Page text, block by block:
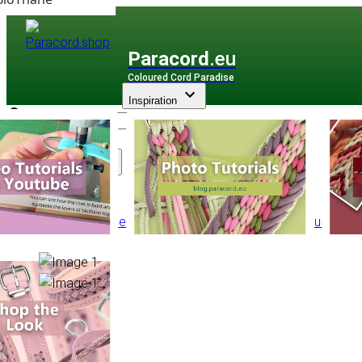
Paracord .eu
Coloured Cord Paradise
Assortiment
Inspiration
Autre Corde Cordon élastique/Cordon Élastique Ø